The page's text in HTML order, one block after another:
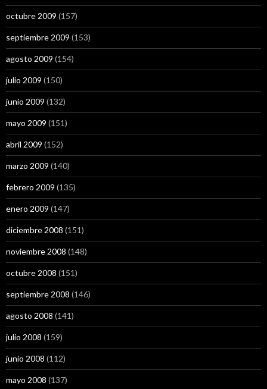
octubre 2009 (157)
septiembre 2009 (153)
agosto 2009 (154)
julio 2009 (150)
junio 2009 (132)
mayo 2009 (151)
abril 2009 (152)
marzo 2009 (140)
febrero 2009 (135)
enero 2009 (147)
diciembre 2008 (151)
noviembre 2008 (148)
octubre 2008 (151)
septiembre 2008 (146)
agosto 2008 (141)
julio 2008 (159)
junio 2008 (112)
mayo 2008 (137)